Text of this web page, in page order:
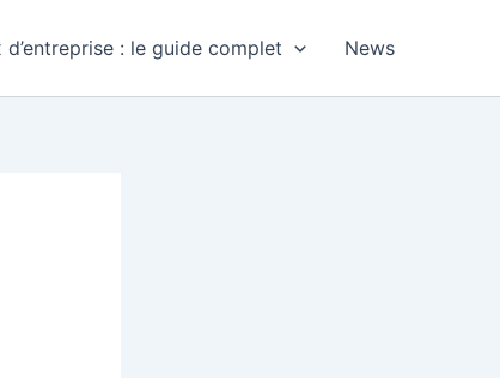
: le guide complet News